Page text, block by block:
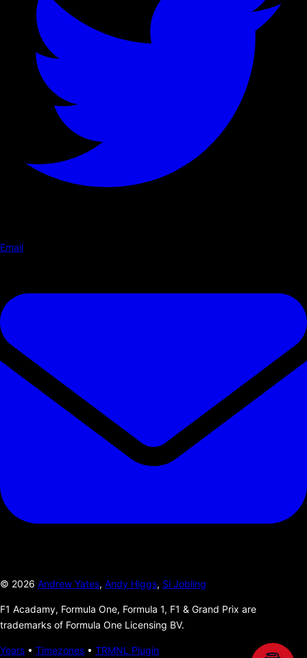
Email
© 2026 Andrew Yates, Andy Higgs, Si Jobling
F1 Acadamy, Formula One, Formula 1, F1 & Grand Prix are
trademarks of Formula One Licensing BV.
Years • Timezones • TRMNL Plugin